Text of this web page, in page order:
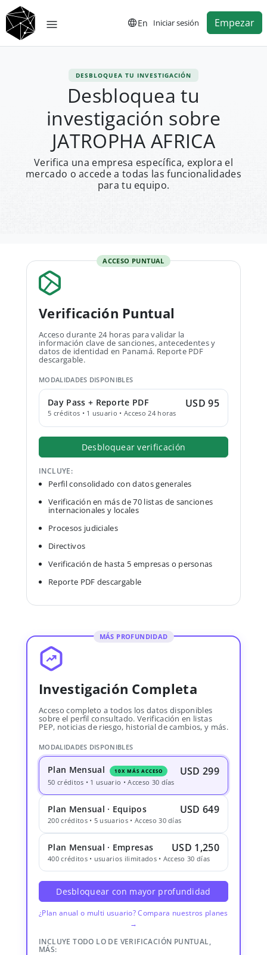
En Iniciar sesión Empezar
DESBLOQUEA TU INVESTIGACIÓN
Desbloquea tu
investigación sobre
JATROPHA AFRICA
Verifica una empresa específica, explora el
mercado o accede a todas las funcionalidades
para tu equipo.
ACCESO PUNTUAL
Verificación Puntual
Acceso durante 24 horas para validar la
información clave de sanciones, antecedentes y
datos de identidad en Panamá. Reporte PDF
descargable.
MODALIDADES DISPONIBLES
Day Pass + Reporte PDF
5 créditos • 1 usuario • Acceso 24 horas
USD 95
Desbloquear verificación
INCLUYE:
Perfil consolidado con datos generales
Verificación en más de 70 listas de sanciones
internacionales y locales
Procesos judiciales
Directivos
Verificación de hasta 5 empresas o personas
Reporte PDF descargable
MÁS PROFUNDIDAD
Investigación Completa
Acceso completo a todos los datos disponibles
sobre el perfil consultado. Verificación en listas
PEP, noticias de riesgo, historial de cambios, y más.
MODALIDADES DISPONIBLES
Plan Mensual 10X MÁS ACCESO USD 299
50 créditos • 1 usuario • Acceso 30 días
Plan Mensual · Equipos USD 649
200 créditos • 5 usuarios • Acceso 30 días
Plan Mensual · Empresas USD 1,250
400 créditos • usuarios ilimitados • Acceso 30 días
Desbloquear con mayor profundidad
¿Plan anual o multi usuario? Compara nuestros planes
→
INCLUYE TODO LO DE VERIFICACIÓN PUNTUAL,
MÁS: